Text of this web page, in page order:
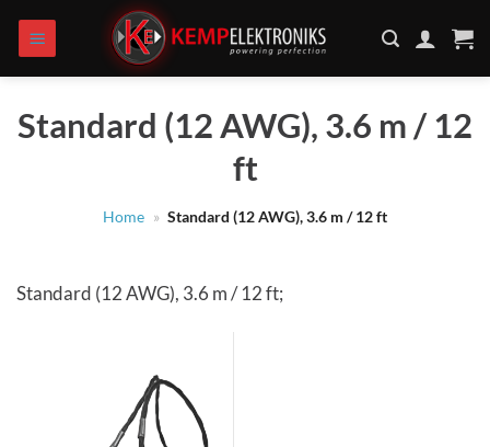
Inhalt
springen
Standard (12 AWG), 3.6 m / 12
ft
Home » Standard (12 AWG), 3.6 m / 12 ft
Standard (12 AWG), 3.6 m / 12 ft;